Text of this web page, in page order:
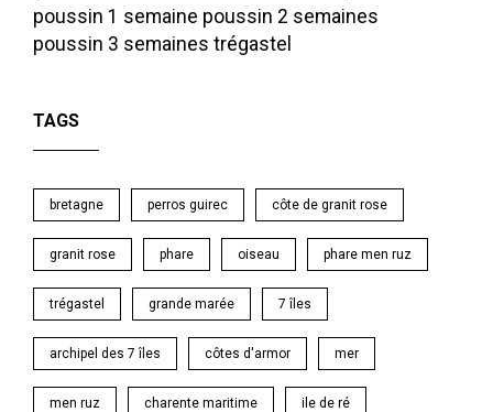
poussin 1 semaine poussin 2 semaines
poussin 3 semaines trégastel
TAGS
bretagne perros guirec côte de granit rose
granit rose phare oiseau phare men ruz
trégastel grande marée 7 îles
archipel des 7 îles côtes d'armor mer
men ruz charente maritime ile de ré